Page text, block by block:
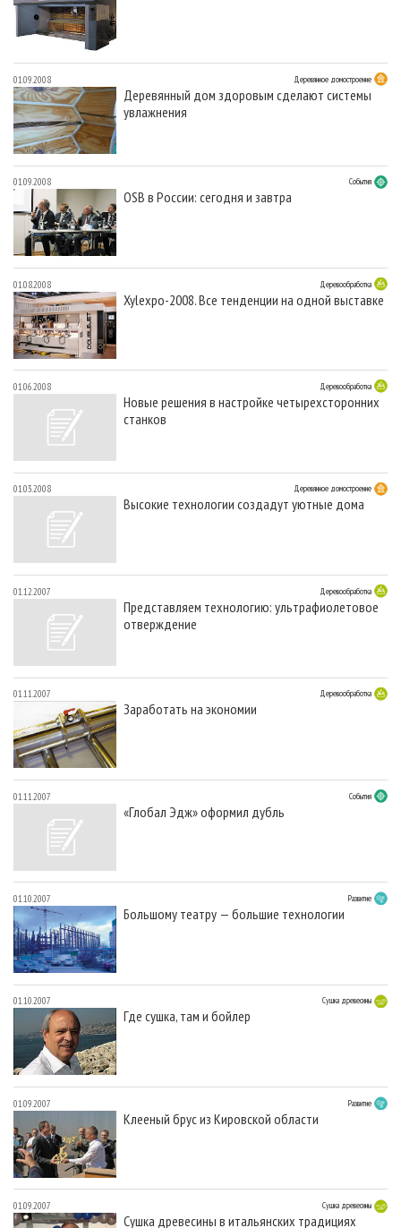
01.09.2008 Деревянное домостроение
Деревянный дом здоровым сделают системы
увлажнения
01.09.2008 События
OSB в России: сегодня и завтра
01.08.2008 Деревообработка
Xylexpo-2008. Все тенденции на одной выставке
01.06.2008 Деревообработка
Новые решения в настройке четырехсторонних
станков
01.03.2008 Деревянное домостроение
Высокие технологии создадут уютные дома
01.12.2007 Деревообработка
Представляем технологию: ультрафиолетовое
отверждение
01.11.2007 Деревообработка
Заработать на экономии
01.11.2007 События
«Глобал Эдж» оформил дубль
01.10.2007 Развитие
Большому театру — большие технологии
01.10.2007 Сушка древесины
Где сушка, там и бойлер
01.09.2007 Развитие
Клееный брус из Кировской области
01.09.2007 Сушка древесины
Сушка древесины в итальянских традициях